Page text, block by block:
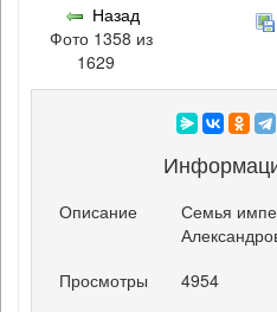
Назад
Фото 1358 из
1629
Описание
Семья
Просмотры
4954